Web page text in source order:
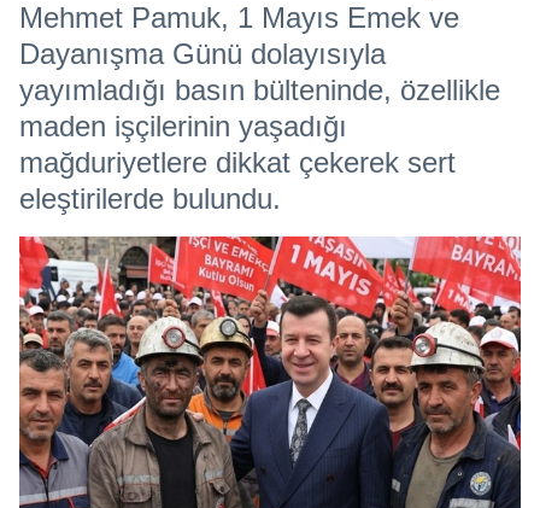
Mehmet Pamuk, 1 Mayıs Emek ve
Dayanışma Günü dolayısıyla
yayımladığı basın bülteninde, özellikle
maden işçilerinin yaşadığı
mağduriyetlere dikkat çekerek sert
eleştirilerde bulundu.